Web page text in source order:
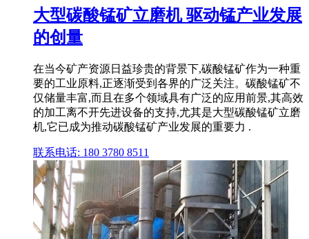
大型碳酸锰矿立磨机 驱动锰产业发展
的创量
在当今矿产资源日益珍贵的背景下,碳酸锰矿作为一种重
要的工业原料,正逐渐受到各界的广泛关注。碳酸锰矿不
仅储量丰富,而且在多个领域具有广泛的应用前景,其高效
的加工离不开先进设备的支持,尤其是大型碳酸锰矿立磨
机,它已成为推动碳酸锰矿产业发展的重要力 .
联系电话: 180 3780 8511